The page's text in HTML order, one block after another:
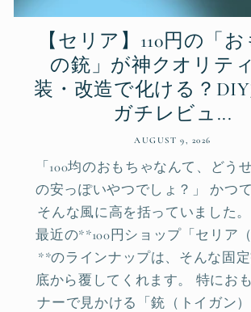
【セリア】110円の「
の銃」が神クオリテ
装・改造で化ける？
ガチレビュ...
AUGUST 9, 2026
「100均のおもちゃなんて、どう
の安っぽいやつでしょ？」 かつて
そんな風に高を括っていました。
最近の**100円ショップ「セリア（
**のラインナップは、そんな固
底から覆してくれます。 特にお
ナーで見かける「銃（トイガン